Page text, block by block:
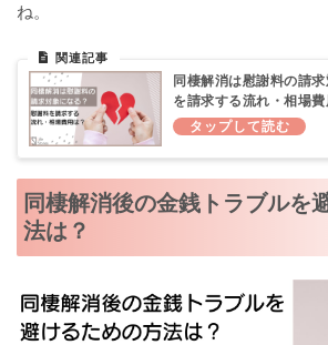
ね。
同棲解消は慰謝料の請
を請求する流れ・相場費
同棲解消後の金銭トラブルを
法は？